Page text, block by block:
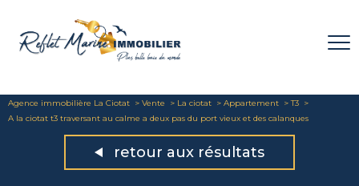
Agence immobilière La Ciotat Vente La ciotat Appartement
T3
A la ciotat t3 traversant au calme a deux pas du port vieux et des calanques
retour aux résultats